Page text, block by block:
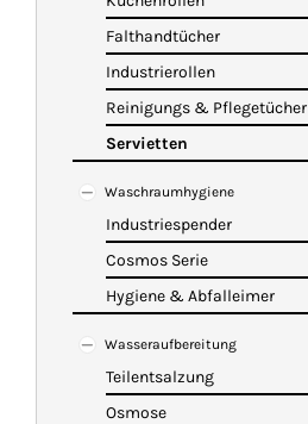
Falthandtücher
Industrierollen
Reinigungs & Pflegetücher
Servietten
Waschraumhygiene
Industriespender
Cosmos Serie
Hygiene & Abfalleimer
Wasseraufbereitung
Teilentsalzung
Osmose